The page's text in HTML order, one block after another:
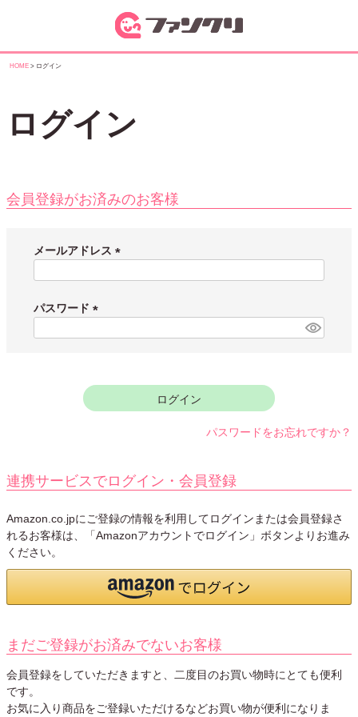
HOME ログイン
ログイン
会員登録がお済みのお客様
メールアドレス
)
パスワード
ログイン
パスワードをお忘れですか？
連携サービスでログイン・会員登録
Amazon.co.jpにご登録の情報を利用してログインまたは会員登録さ
れるお客様は、「Amazonアカウントでログイン」ボタンよりお進み
ください。
まだご登録がお済みでないお客様
会員登録をしていただきますと、二度目のお買い物時にとても便利
です。
お気に入り商品をご登録いただけるなどお買い物が便利になりま